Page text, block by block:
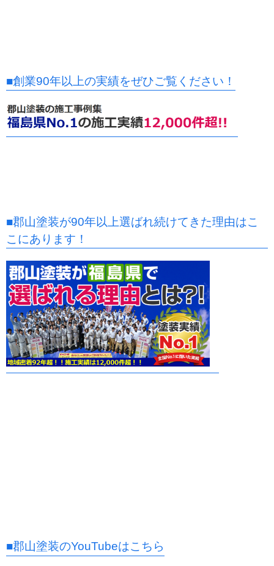
■創業90年以上の実績をぜひご覧ください！
■郡山塗装が90年以上選ばれ続けてきた理由はこ
こにあります！
■郡山塗装のYouTubeはこちら